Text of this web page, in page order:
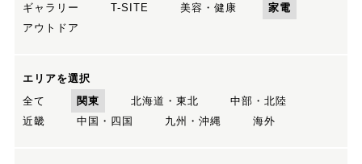
ギャラリー
T-SITE 美容・健康
家電
アウトドア
エリアを選択
全て
関東 北海道・東北
中部・北陸
近畿
中国・四国 九州・沖縄 海外